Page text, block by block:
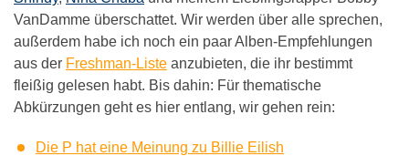
VanDamme überschattet. Wir werden über alle sprechen,
außerdem habe ich noch ein paar Alben-Empfehlungen
aus der Freshman-Liste anzubieten, die ihr bestimmt
fleißig gelesen habt. Bis dahin: Für thematische
Abkürzungen geht es hier entlang, wir gehen rein:
Die P hat eine Meinung zu Billie Eilish